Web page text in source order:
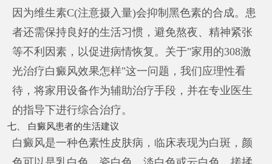
因为维生素C(注意摄入量)会抑制黑色素的合成。患
者还需保持良好的生活习惯，避免熬夜、精神紧张
等不利因素，以促进病情恢复。关于"家用的308激
光治疗白癜风效果怎样"这一问题，我们应理性看
待，将家用设备作为辅助治疗手段，并在专业医生
的指导下进行综合治疗。
七、 白癜风患者的生活建议
白癜风是一种色素性皮肤病，临床表现为白斑，颜